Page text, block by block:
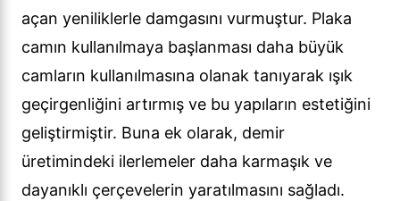
açan yeniliklerle damgasını vurmuştur. Plaka
camın kullanılmaya başlanması daha büyük
camların kullanılmasına olanak tanıyarak ışık
geçirgenliğini artırmış ve bu yapıların estetiğini
geliştirmiştir. Buna ek olarak, demir
üretimindeki ilerlemeler daha karmaşık ve
dayanıklı çerçevelerin yaratılmasını sağladı.